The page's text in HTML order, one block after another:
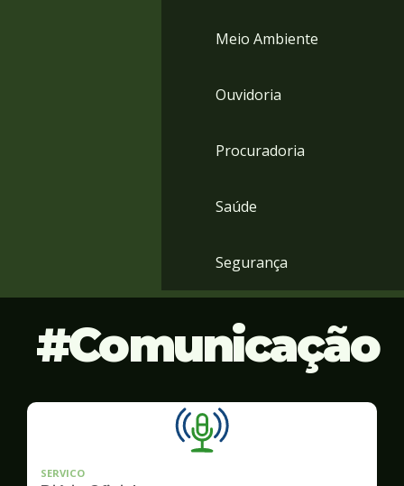
Meio Ambiente
Ouvidoria
Procuradoria
Saúde
Segurança
Comunicação
SERVICO